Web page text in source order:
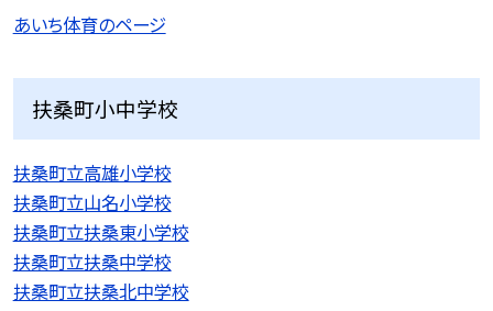
あいち体育のページ
扶桑町小中学校
扶桑町立高雄小学校
扶桑町立山名小学校
扶桑町立扶桑東小学校
扶桑町立扶桑中学校
扶桑町立扶桑北中学校